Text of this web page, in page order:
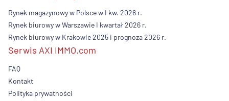
Rynek magazynowy w Polsce w I kw. 2026 r.
Rynek biurowy w Warszawie I kwartał 2026 r.
Rynek biurowy w Krakowie 2025 i prognoza 2026 r.
Serwis AXI IMMO.com
FAQ
Kontakt
Polityka prywatności